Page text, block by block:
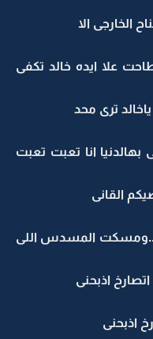
الخارجى الا
علا ايده خالد تكفى
ترى محد
انا تعبت تعبت
القانى
.....ومسكت المسدس اللى
اذبحنى
اذبحنى